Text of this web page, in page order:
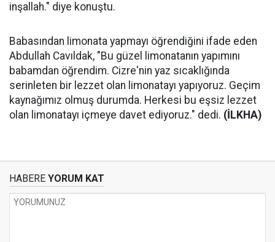
inşallah." diye konuştu.
Babasından limonata yapmayı öğrendiğini ifade eden
Abdullah Cavıldak, "Bu güzel limonatanın yapımını
babamdan öğrendim. Cizre'nin yaz sıcaklığında
serinleten bir lezzet olan limonatayı yapıyoruz. Geçim
kaynağımız olmuş durumda. Herkesi bu eşsiz lezzet
olan limonatayı içmeye davet ediyoruz." dedi. (İLKHA)
HABERE YORUM KAT